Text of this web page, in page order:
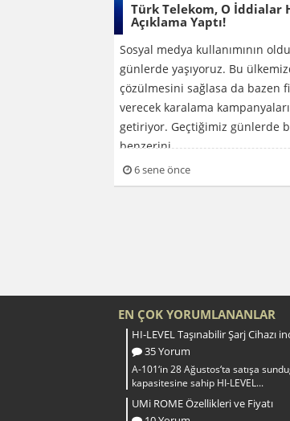
Türk Telekom, O İddialar
Açıklama Yaptı!
Sosyal medya kullanımının
günlerde yaşıyoruz. Bu
çözülmesini sağlasa da bazen
verecek karalama
getiriyor. Geçtiğimiz günlerde
benzerini...
6 sene önce
EN ÇOK YORUMLANANLAR
HI-LEVEL Taşınabilir Şarj Cihazı
35 Yorum
A-101‘in 28 Ağustos‘ta satışa
kapasitesine sahip HI-LEVEL...
UMi ROME Özellikleri ve Fiyatı